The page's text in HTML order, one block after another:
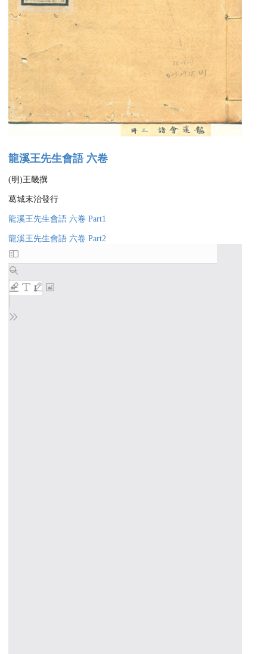
龍溪王先生會語 六卷
(明)王畿撰
葛城末治發行
龍溪王先生會語 六卷 Part1
龍溪王先生會語 六卷 Part2